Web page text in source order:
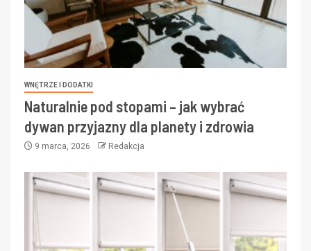
WNĘTRZE I DODATKI
Naturalnie pod stopami – jak wybrać
dywan przyjazny dla planety i zdrowia
9 marca, 2026 Redakcja